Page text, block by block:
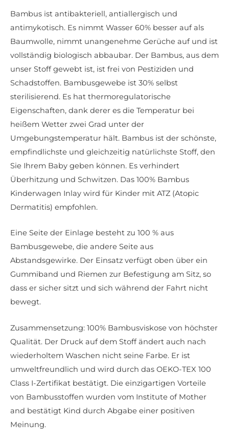
Bambus ist antibakteriell, antiallergisch und
antimykotisch. Es nimmt Wasser 60% besser auf als
Baumwolle, nimmt unangenehme Gerüche auf und ist
vollständig biologisch abbaubar. Der Bambus, aus dem
unser Stoff gewebt ist, ist frei von Pestiziden und
Schadstoffen. Bambusgewebe ist 30% selbst
sterilisierend. Es hat thermoregulatorische
Eigenschaften, dank derer es die Temperatur bei
heißem Wetter zwei Grad unter der
Umgebungstemperatur hält. Bambus ist der schönste,
empfindlichste und gleichzeitig natürlichste Stoff, den
Sie Ihrem Baby geben können. Es verhindert
Überhitzung und Schwitzen. Das 100% Bambus
Kinderwagen Inlay wird für Kinder mit ATZ (Atopic
Dermatitis) empfohlen.
Eine Seite der Einlage besteht zu 100 % aus
Bambusgewebe, die andere Seite aus
Abstandsgewirke. Der Einsatz verfügt oben über ein
Gummiband und Riemen zur Befestigung am Sitz, so
dass er sicher sitzt und sich während der Fahrt nicht
bewegt.
Zusammensetzung: 100% Bambusviskose von höchster
Qualität. Der Druck auf dem Stoff ändert auch nach
wiederholtem Waschen nicht seine Farbe. Er ist
umweltfreundlich und wird durch das OEKO-TEX 100
Class I-Zertifikat bestätigt. Die einzigartigen Vorteile
von Bambusstoffen wurden vom Institute of Mother
and bestätigt Kind durch Abgabe einer positiven
Meinung.